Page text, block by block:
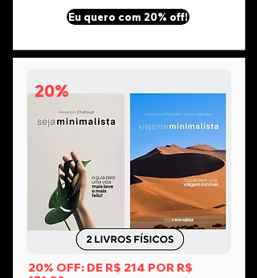
Eu quero com 20% off!
20%
20% OFF: DE R$ 214 POR R$